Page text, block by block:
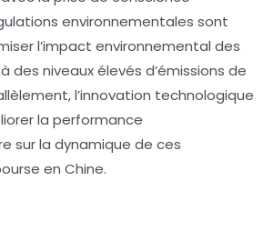
environnementales sont
l’impact environnemental des
des niveaux élevés d’émissions de
l’innovation technologique
la performance
sur la dynamique de ces
en Chine.